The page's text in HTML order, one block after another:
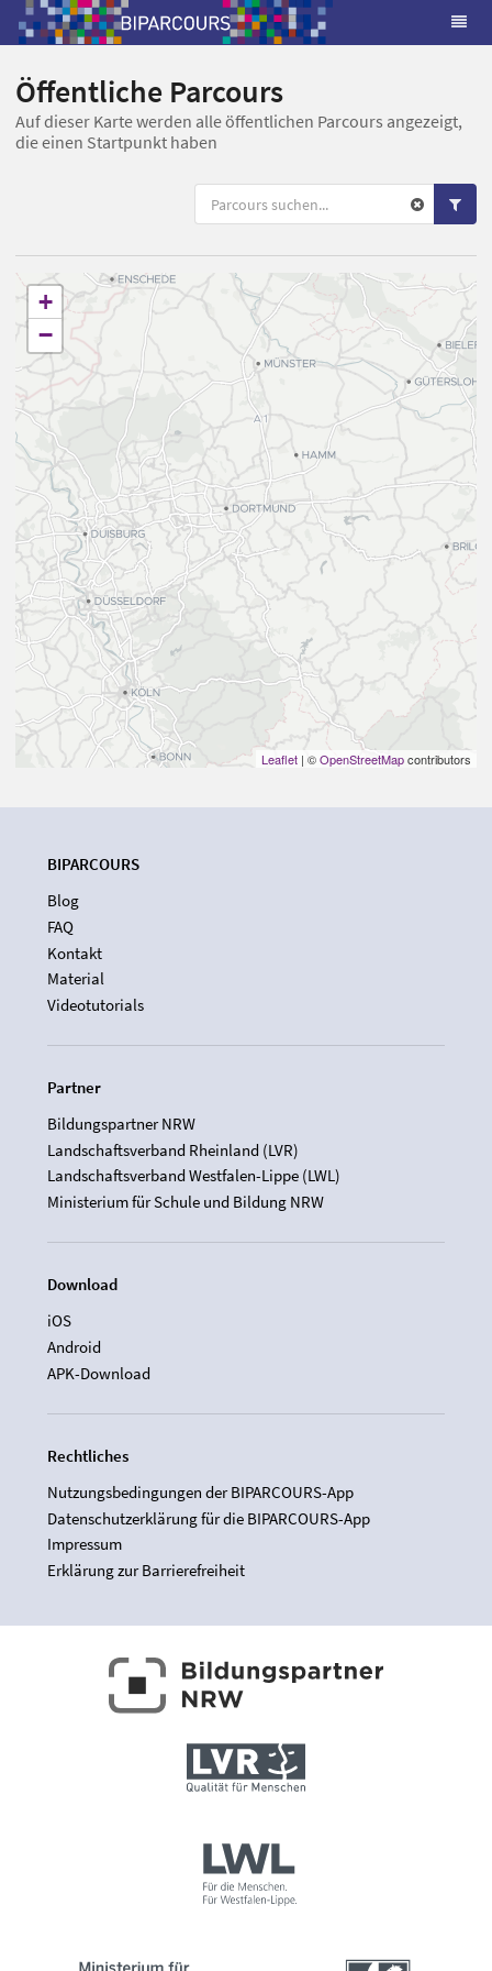
Öffentliche Parcours
Auf dieser Karte werden alle öffentlichen Parcours angezeigt,
die einen Startpunkt haben
+
−
Leaflet | ©OpenStreetMapcontributors
BIPARCOURS
Blog
FAQ
Kontakt
Material
Videotutorials
Partner
Bildungspartner NRW
Landschaftsverband Rheinland (LVR)
Landschaftsverband Westfalen-Lippe (LWL)
Ministerium für Schule und Bildung NRW
Download
iOS
Android
APK-Download
Rechtliches
Nutzungsbedingungen der BIPARCOURS-App
Datenschutzerklärung für die BIPARCOURS-App
Impressum
Erklärung zur Barrierefreiheit